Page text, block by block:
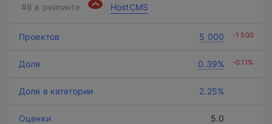
HostCMS
5 000 -1 500
0.39% -0.11%
2.25%
5.0